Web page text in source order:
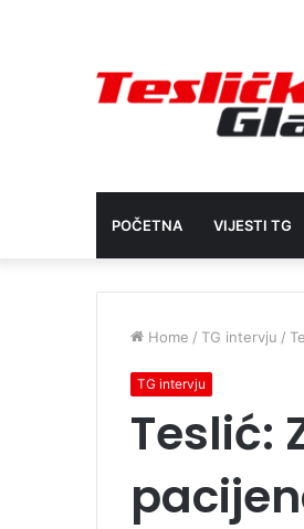
POČETNA VIJESTI TG
Home / TG intervju /
TG intervju
Teslić: